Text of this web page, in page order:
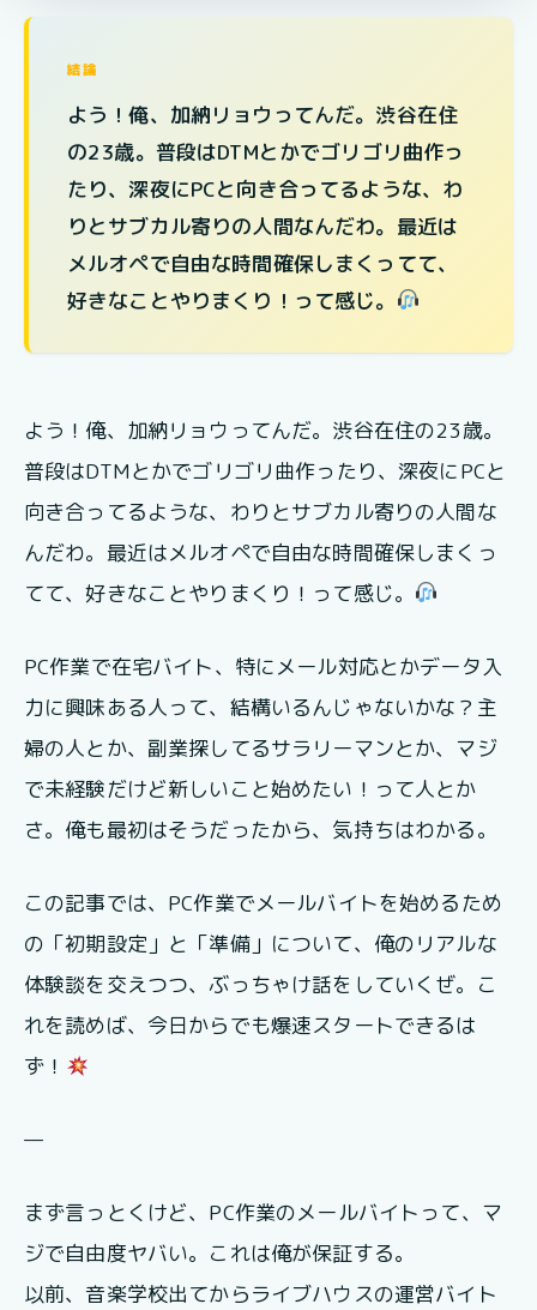
結論
よう！俺、加納リョウってんだ。渋谷在住
の23歳。普段はDTMとかでゴリゴリ曲作っ
たり、深夜にPCと向き合ってるような、わ
りとサブカル寄りの人間なんだわ。最近は
メルオペで自由な時間確保しまくってて、
好きなことやりまくり！って感じ。
よう！俺、加納リョウってんだ。渋谷在住の23歳。
普段はDTMとかでゴリゴリ曲作ったり、深夜にPCと
向き合ってるような、わりとサブカル寄りの人間な
んだわ。最近はメルオペで自由な時間確保しまくっ
てて、好きなことやりまくり！って感じ。
PC作業で在宅バイト、特にメール対応とかデータ入
力に興味ある人って、結構いるんじゃないかな？主
婦の人とか、副業探してるサラリーマンとか、マジ
で未経験だけど新しいこと始めたい！って人とか
さ。俺も最初はそうだったから、気持ちはわかる。
この記事では、PC作業でメールバイトを始めるため
の「初期設定」と「準備」について、俺のリアルな
体験談を交えつつ、ぶっちゃけ話をしていくぜ。こ
れを読めば、今日からでも爆速スタートできるは
ず！
—
まず言っとくけど、PC作業のメールバイトって、マ
ジで自由度ヤバい。これは俺が保証する。
以前、音楽学校出てからライブハウスの運営バイト